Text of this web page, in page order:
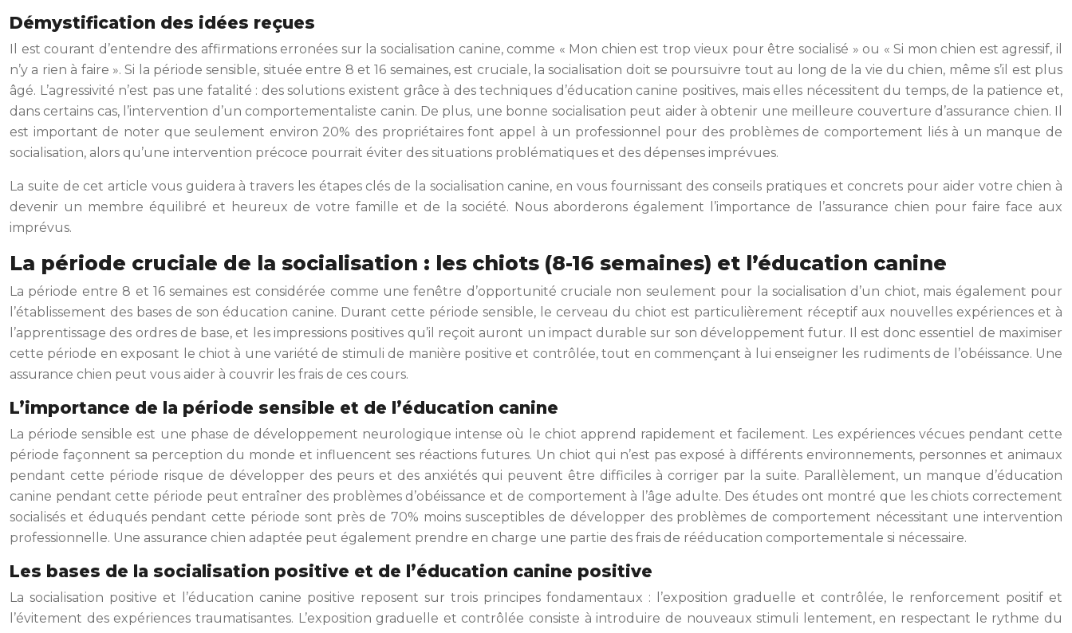
Démystification des idées reçues
Il est courant d’entendre des affirmations erronées sur la socialisation canine, comme « Mon chien est trop vieux pour être socialisé » ou « Si mon chien est agressif, il
n’y a rien à faire ». Si la période sensible, située entre 8 et 16 semaines, est cruciale, la socialisation doit se poursuivre tout au long de la vie du chien, même s’il est plus
âgé. L’agressivité n’est pas une fatalité : des solutions existent grâce à des techniques d’éducation canine positives, mais elles nécessitent du temps, de la patience et,
dans certains cas, l’intervention d’un comportementaliste canin. De plus, une bonne socialisation peut aider à obtenir une meilleure couverture d’assurance chien. Il
est important de noter que seulement environ 20% des propriétaires font appel à un professionnel pour des problèmes de comportement liés à un manque de
socialisation, alors qu’une intervention précoce pourrait éviter des situations problématiques et des dépenses imprévues.
La suite de cet article vous guidera à travers les étapes clés de la socialisation canine, en vous fournissant des conseils pratiques et concrets pour aider votre chien à
devenir un membre équilibré et heureux de votre famille et de la société. Nous aborderons également l’importance de l’assurance chien pour faire face aux
imprévus.
La période cruciale de la socialisation : les chiots (8-16 semaines) et l’éducation canine
La période entre 8 et 16 semaines est considérée comme une fenêtre d’opportunité cruciale non seulement pour la socialisation d’un chiot, mais également pour
l’établissement des bases de son éducation canine. Durant cette période sensible, le cerveau du chiot est particulièrement réceptif aux nouvelles expériences et à
l’apprentissage des ordres de base, et les impressions positives qu’il reçoit auront un impact durable sur son développement futur. Il est donc essentiel de maximiser
cette période en exposant le chiot à une variété de stimuli de manière positive et contrôlée, tout en commençant à lui enseigner les rudiments de l’obéissance. Une
assurance chien peut vous aider à couvrir les frais de ces cours.
L’importance de la période sensible et de l’éducation canine
La période sensible est une phase de développement neurologique intense où le chiot apprend rapidement et facilement. Les expériences vécues pendant cette
période façonnent sa perception du monde et influencent ses réactions futures. Un chiot qui n’est pas exposé à différents environnements, personnes et animaux
pendant cette période risque de développer des peurs et des anxiétés qui peuvent être difficiles à corriger par la suite. Parallèlement, un manque d’éducation
canine pendant cette période peut entraîner des problèmes d’obéissance et de comportement à l’âge adulte. Des études ont montré que les chiots correctement
socialisés et éduqués pendant cette période sont près de 70% moins susceptibles de développer des problèmes de comportement nécessitant une intervention
professionnelle. Une assurance chien adaptée peut également prendre en charge une partie des frais de rééducation comportementale si nécessaire.
Les bases de la socialisation positive et de l’éducation canine positive
La socialisation positive et l’éducation canine positive reposent sur trois principes fondamentaux : l’exposition graduelle et contrôlée, le renforcement positif et
l’évitement des expériences traumatisantes. L’exposition graduelle et contrôlée consiste à introduire de nouveaux stimuli lentement, en respectant le rythme du